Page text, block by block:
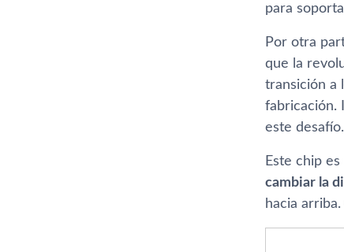
para
Por otra
que la
transición a
fabricación.
este desafío.
Este chip
cambiar la
hacia